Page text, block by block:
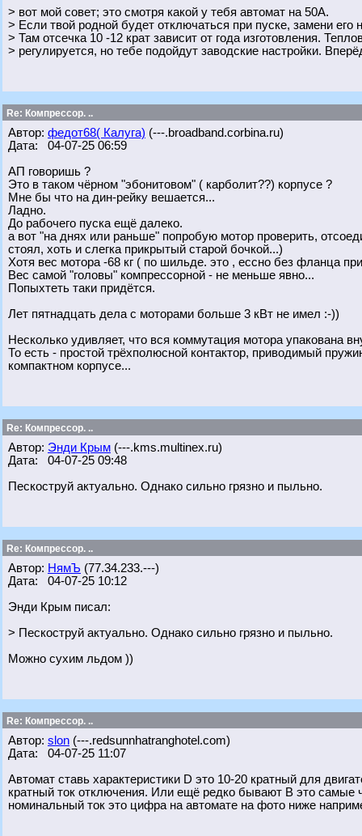
> вот мой совет; это смотря какой у тебя автомат на 50А.
> Если твой родной будет отключаться при пуске, замени его
> Там отсечка 10 -12 крат зависит от года изготовления.
> регулируется, но тебе подойдут заводские настройки.
Re: Компрессор. ..
Автор: федот68( Калуга) (---.broadband.corbina.ru)
Дата: 04-07-25 06:59
АП говоришь ?
Это в таком чёрном "эбонитовом" ( карболит??) корпусе ?
Мне бы что на дин-рейку вешается...
Ладно.
До рабочего пуска ещё далеко.
а вот "на днях или раньше" попробую мотор проверить,
стоял, хоть и слегка прикрытый старой бочкой...)
Хотя вес мотора -68 кг ( по шильде. это , ессно без фланца
Вес самой "головы" компрессорной - не меньше явно...
Попыхтеть таки придётся.
Лет пятнадцать дела с моторами больше 3 кВт не имел :-))
Несколько удивляет, что вся коммутация мотора упакована
То есть - простой трёхполюсной контактор, приводимый
компактном корпусе...
Re: Компрессор. ..
Автор: Энди Крым (---.kms.multinex.ru)
Дата: 04-07-25 09:48
Пескоструй актуально. Однако сильно грязно и пыльно.
Re: Компрессор. ..
Автор: НямЪ (77.34.233.---)
Дата: 04-07-25 10:12
Энди Крым писал:
> Пескоструй актуально. Однако сильно грязно и пыльно.
Можно сухим льдом ))
Re: Компрессор. ..
Автор: slon (---.redsunnhatranghotel.com)
Дата: 04-07-25 11:07
Автомат ставь характеристики D это 10-20 кратный для
кратный ток отключения. Или ещё редко бывают В это самые
номинальный ток это цифра на автомате на фото ниже